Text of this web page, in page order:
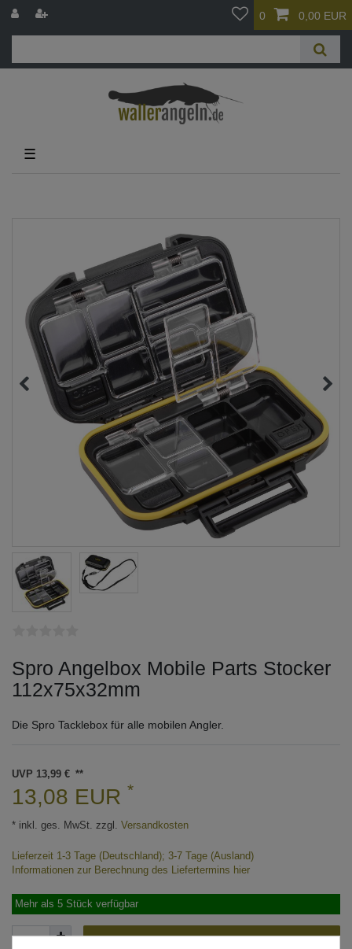
0 0,00 EUR
☰
Spro Angelbox Mobile Parts Stocker
112x75x32mm
Die Spro Tacklebox für alle mobilen Angler.
UVP 13,99 €
13,08 EUR *
* inkl. ges. MwSt. zzgl. Versandkosten
Lieferzeit 1-3 Tage (Deutschland); 3-7 Tage (Ausland)
Informationen zur Berechnung des Liefertermins hier
Mehr als 5 Stück verfügbar